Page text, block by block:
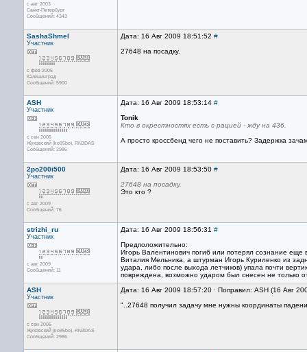
с авг 2003
Санкт-Петербург
Сообщений: 4343
SashaShmel
Участник
с фев 2006
Калининград
Сообщений: 5900
Дата: 16 Авг 2009 18:51:52 #
27648 на посадку.
ASH
Участник
с сен 2006
Жуковский (ko95bo), RN3DAS
Сообщений: 2986
Дата: 16 Авг 2009 18:53:14 #
Tonik
Кто в окрестностях есть с рацией - жду на 436.
А просто кроссбенд чего не поставить? Задержка
2po200i500
Участник
с авг 2009
Сообщений: 76
Дата: 16 Авг 2009 18:53:50 #
27648 на посадку.
Это кто ?
strizhi_ru
Участник
с авг 2009
Сообщений: 11
Дата: 16 Авг 2009 18:56:31 #
Предположительно:
Игорь Валентинович погиб или потерял сознание еще
Виталия Мельника, а штурман Игорь Куриленко из
удара, либо после выхода летчиков) упала почти
повреждена, возможно ударом был снесен не только
ASH
Участник
с сен 2006
Жуковский (ko95bo), RN3DAS
Сообщений: 2986
Дата: 16 Авг 2009 18:57:20 · Поправил: ASH (16 Авг
"..27648 получил задачу мне нужны координаты